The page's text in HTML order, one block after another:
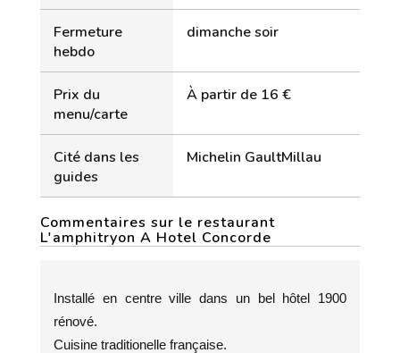
Fermeture
hebdo
dimanche soir
Prix du
menu/carte
À partir de 16 €
Cité dans les
guides
Michelin GaultMillau
Commentaires sur le restaurant
L'amphitryon A Hotel Concorde
Installé en centre ville dans un bel hôtel 1900
rénové.
Cuisine traditionelle française.